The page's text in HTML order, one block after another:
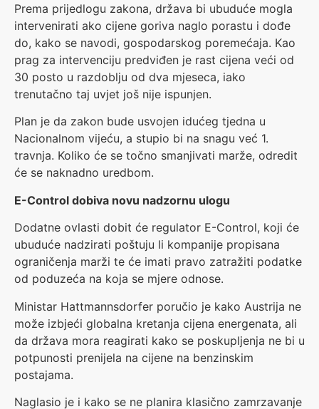
Prema prijedlogu zakona, država bi ubuduće mogla
intervenirati ako cijene goriva naglo porastu i dođe
do, kako se navodi, gospodarskog poremećaja. Kao
prag za intervenciju predviđen je rast cijena veći od
30 posto u razdoblju od dva mjeseca, iako
trenutačno taj uvjet još nije ispunjen.
Plan je da zakon bude usvojen idućeg tjedna u
Nacionalnom vijeću, a stupio bi na snagu već 1.
travnja. Koliko će se točno smanjivati marže, odredit
će se naknadno uredbom.
E-Control dobiva novu nadzornu ulogu
Dodatne ovlasti dobit će regulator E-Control, koji će
ubuduće nadzirati poštuju li kompanije propisana
ograničenja marži te će imati pravo zatražiti podatke
od poduzeća na koja se mjere odnose.
Ministar Hattmannsdorfer poručio je kako Austrija ne
može izbjeći globalna kretanja cijena energenata, ali
da država mora reagirati kako se poskupljenja ne bi u
potpunosti prenijela na cijene na benzinskim
postajama.
Naglasio je i kako se ne planira klasično zamrzavanje